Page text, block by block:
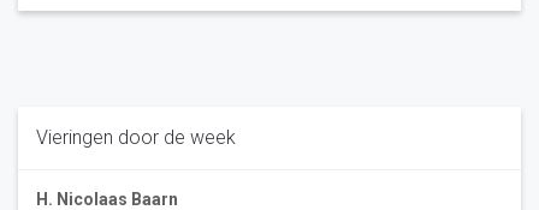
Vieringen door de week
H. Nicolaas Baarn